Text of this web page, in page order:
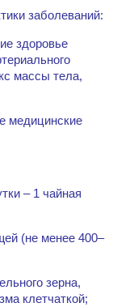
заболеваний:
здоровье
массы тела,
медицинские
– 1 чайная
(не менее 400–
зерна,
клетчаткой;